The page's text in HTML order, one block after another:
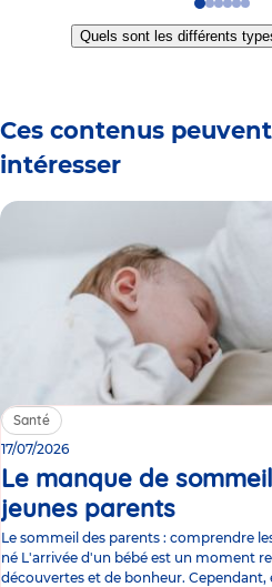
Go
to
slide
Go
to
slide
Go
to
slide
Go
to
slide
Go
to
slide
Go
to
Quels sont les différents
Ces contenus
intéresser
Santé
17/07/2026
Le manque de
jeunes parents
Le sommeil des parents : comprendre
né L'arrivée d'un bébé est un moment
découvertes et de bonheur. Cependant,